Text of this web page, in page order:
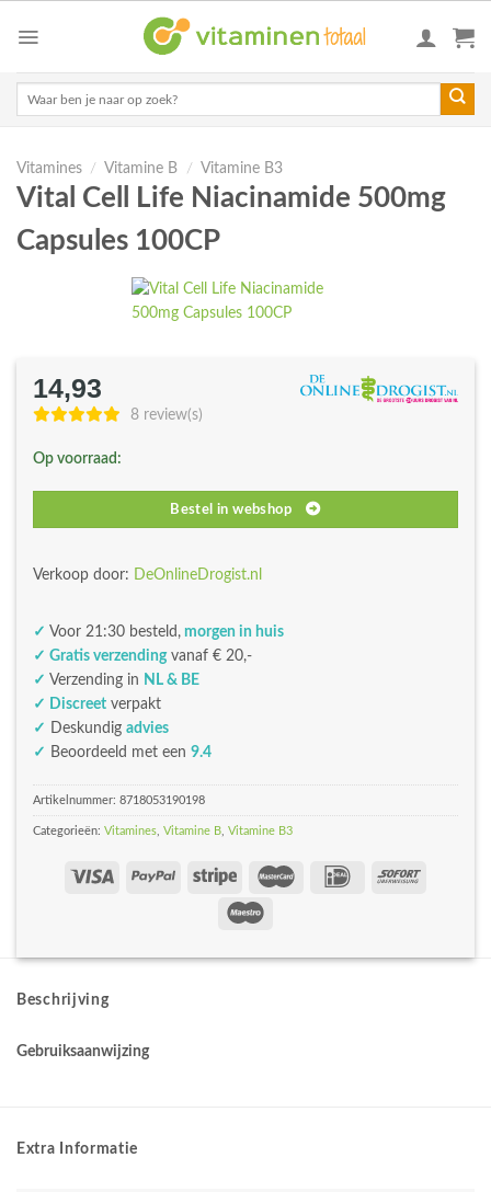
Vitamines / Vitamine B / Vitamine B3
Vital Cell Life Niacinamide 500mg
Capsules 100CP
14,93
8 review(s)
Op voorraad:
Bestel in webshop
Verkoop door: DeOnlineDrogist.nl
✓ Voor 21:30 besteld, morgen in huis
✓ Gratis verzendingvanaf € 20,-
✓ Verzending in NL & BE
✓ Discreet verpakt
✓
Deskundig advies
✓ Beoordeeld met een 9.4
Artikelnummer: 8718053190198
Categorieën: Vitamines Vitamine B Vitamine B3
Beschrijving
Gebruiksaanwijzing
Extra Informatie